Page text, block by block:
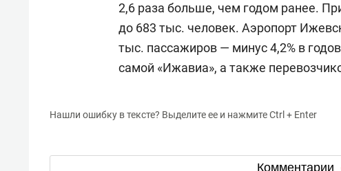
2,6 раза больше, чем годом ранее.
до 683 тыс. человек. Аэропорт
тыс. пассажиров — минус 4,2% в
самой «Ижавиа», а также
Нашли ошибку в тексте? Выделите ее и нажмите Ctrl + Enter
Комментарии